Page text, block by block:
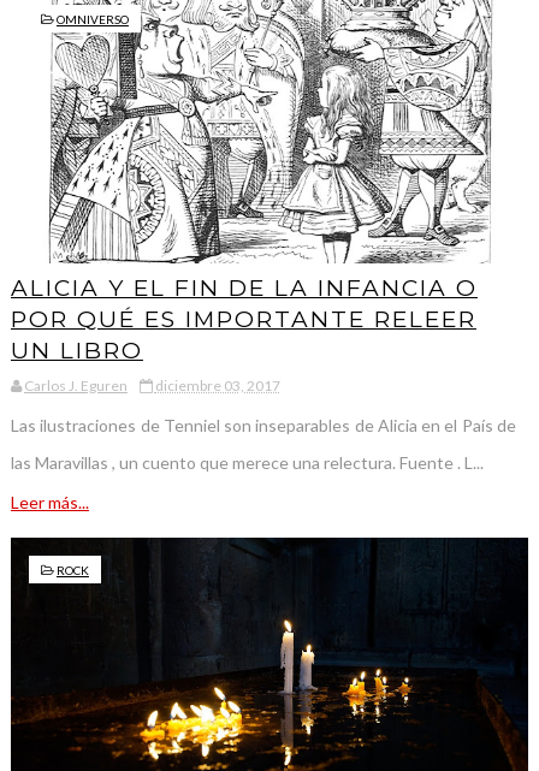
OMNIVERSO
ALICIA Y EL FIN DE LA INFANCIA O
POR QUÉ ES IMPORTANTE RELEER
UN LIBRO
Carlos J. Eguren diciembre 03, 2017
Las ilustraciones de Tenniel son inseparables de Alicia en el País de
las Maravillas , un cuento que merece una relectura. Fuente . L...
Leer más...
ROCK